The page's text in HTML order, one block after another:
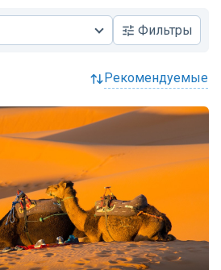
Фильтры
рекомендуемые